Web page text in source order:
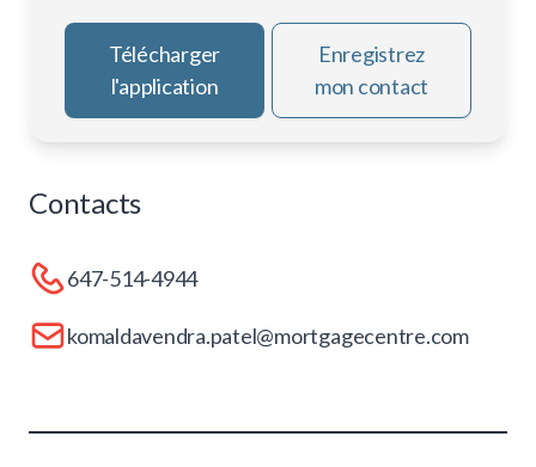
Télécharger
l'application
Enregistrez
mon contact
Contacts
647-514-4944
komaldavendra.patel@mortgagecentre.com